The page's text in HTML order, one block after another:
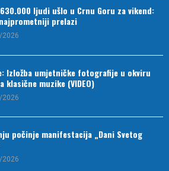
ljudi ušlo u Crnu Goru za vikend:
prelazi
2026
Izložba umjetničke fotografije u okviru
klasične muzike (VIDEO)
2026
počinje manifestacija „Dani Svetog
2026